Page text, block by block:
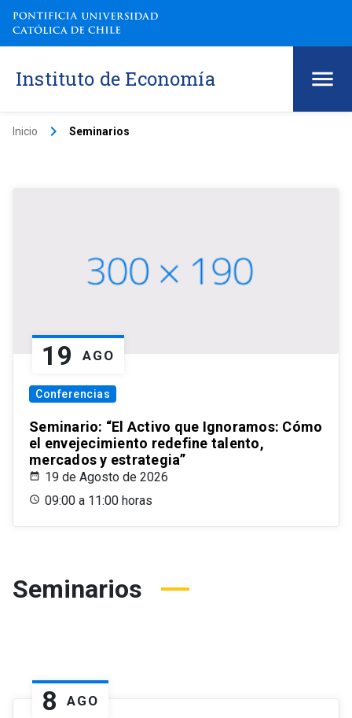
Instituto de Economía
Inicio keyboard_arrow_right Seminarios
19 AGO
Conferencias
Seminario: “El Activo que Ignoramos: Cómo
el envejecimiento redefine talento,
mercados y estrategia”
19 de Agosto de 2026
09:00 a 11:00 horas
Seminarios
8 AGO